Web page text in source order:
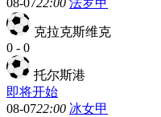
克拉克斯维克
0 - 0
托尔斯港
即将开始
08-0722:00 冰女甲